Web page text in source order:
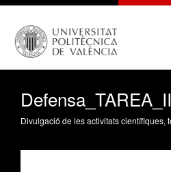
Defensa_TAREA_II